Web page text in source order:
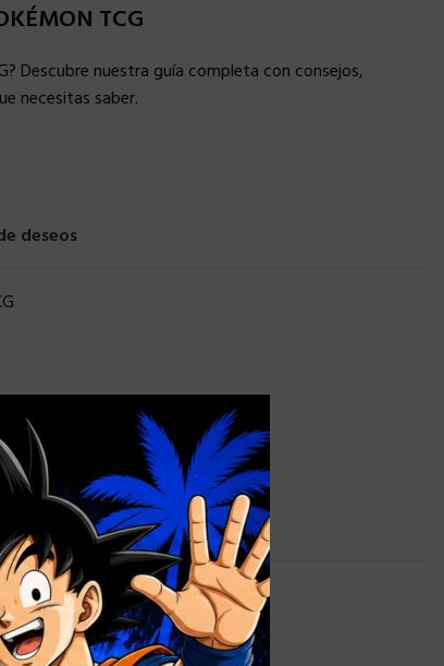
TCG
Descubre nuestra guía completa con consejos,
necesitas saber.
deseos